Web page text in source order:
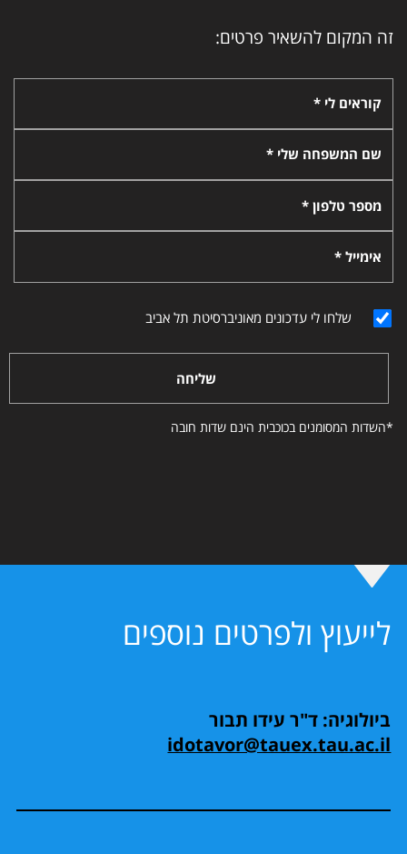
זה המקום להשאיר פרטים:
קוראים לי *
שם המשפחה שלי *
מספר טלפון *
אימייל *
שלחו לי עדכונים מאוניברסיטת תל אביב
שליחה
*השדות המסומנים בכוכבית הינם שדות חובה
לייעוץ ולפרטים נוספים
ביולוגיה: ד"ר עידו תבור
idotavor@tauex.tau.ac.il